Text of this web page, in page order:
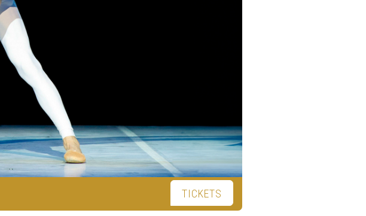
TICKETS